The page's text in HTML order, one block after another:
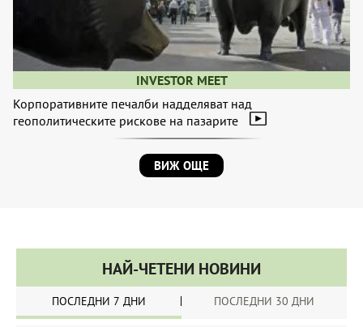
INVESTOR MEET
Корпоративните печалби надделяват над
геополитическите рискове на пазарите
ВИЖ ОЩЕ
НАЙ-ЧЕТЕНИ НОВИНИ
ПОСЛЕДНИ 7 ДНИ ПОСЛЕДНИ 30 ДНИ